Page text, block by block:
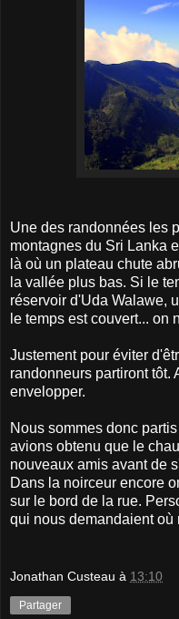
Une des randonnées les
montagnes du Sri Lanka
là où un plateau chute
la vallée plus bas. Si le
réservoir d'Uda Walawe,
le temps est couvert... on
Justement pour éviter
randonneurs partiront tôt.
envelopper.
Nous sommes donc
avions obtenu que le
nouveaux amis avant de
Dans la noirceur encore
sur le bord de la rue.
qui nous demandaient où
Jonathan Custeau à 13:10
Partager